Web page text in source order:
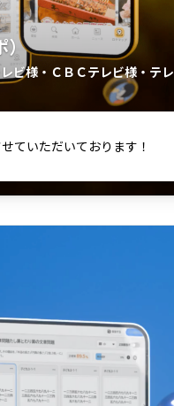
）
ビ様・ＣＢＣテレビ様・テレ
おもしろ番組が視聴可能地域
の嬉しいポイント
ていただいております！